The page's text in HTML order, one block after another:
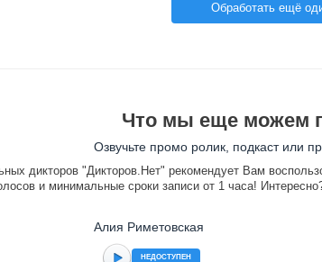
Обработать ещё
Что мы еще можем
Озвучьте промо ролик, подкаст или
дикторов "Дикторов.Нет" рекомендует Вам
и минимальные сроки записи от 1 часа!
Алия Риметовская
НЕДОСТУПЕН